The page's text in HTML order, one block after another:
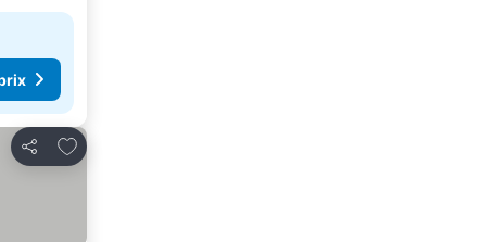
Partager
Ajouter à mes favoris